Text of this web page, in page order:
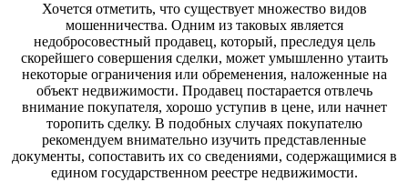
Хочется отметить, что существует множество видов
мошенничества. Одним из таковых является
недобросовестный продавец, который, преследуя цель
скорейшего совершения сделки, может умышленно утаить
некоторые ограничения или обременения, наложенные на
объект недвижимости. Продавец постарается отвлечь
внимание покупателя, хорошо уступив в цене, или начнет
торопить сделку. В подобных случаях покупателю
рекомендуем внимательно изучить представленные
документы, сопоставить их со сведениями, содержащимися в
едином государственном реестре недвижимости.